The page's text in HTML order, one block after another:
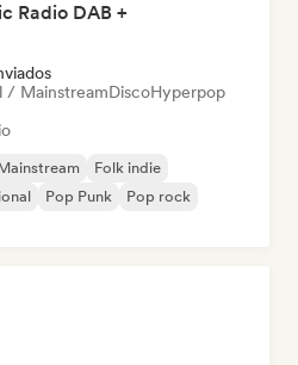
Radio DAB +
/ MainstreamDiscoHyperpop
Folk indie
Pop Punk
Pop rock